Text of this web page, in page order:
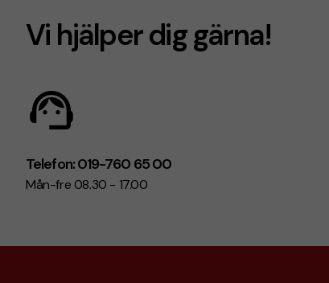
Vi hjälper dig gärna!
Telefon: 019-760 65 00
Mån-fre 08.30 - 17.00